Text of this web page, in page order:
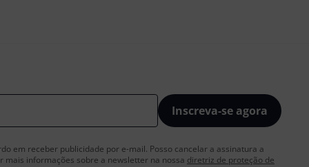
Inscreva-se agora
em receber publicidade por e-mail. Posso cancelar a assinatura a
mais informações sobre a newsletter na nossa diretriz de proteção de